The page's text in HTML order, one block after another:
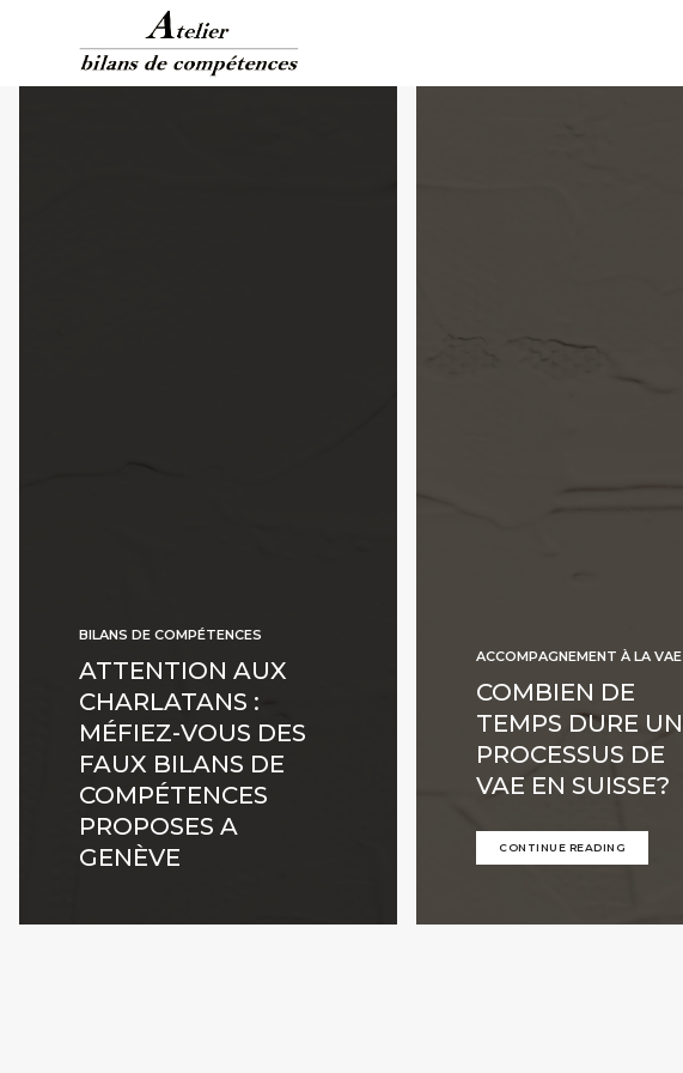
BILANS DE COMPÉTENCES
ATTENTION AUX
CHARLATANS :
MÉFIEZ-VOUS DES
FAUX BILANS DE
COMPÉTENCES
PROPOSES A
GENÈVE
ACCOMPAGNEMENT À LA VAE
COMBIEN DE
TEMPS DURE UN
PROCESSUS DE
VAE EN SUISSE?
CONTINUE READING